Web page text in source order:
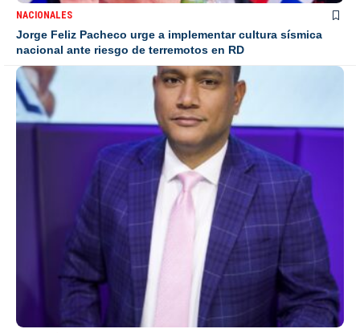
NACIONALES
Jorge Feliz Pacheco urge a implementar cultura sísmica
nacional ante riesgo de terremotos en RD